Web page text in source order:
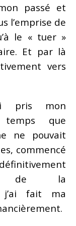
passé et
l’emprise de
le « tuer »
Et par là
vers
pris mon
que
ne pouvait
commencé
de la
j’ai fait ma